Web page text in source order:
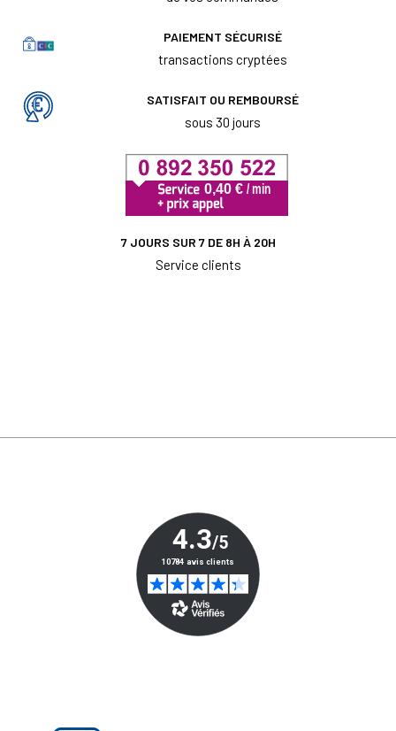
PAIEMENT SÉCURISÉ
transactions cryptées
SATISFAIT OU REMBOURSÉ
sous 30 jours
7 JOURS SUR 7 DE 8H À 20H
Service clients